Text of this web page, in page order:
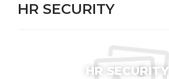
HR SECURITY
HR SECURITY